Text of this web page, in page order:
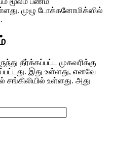
முழு டோக்கனோமிக்ஸில்
தீர்க்கப்பட்ட முகவரிக்கு
இது உள்ளது, எனவே
சங்கிலியில் உள்ளது. அது